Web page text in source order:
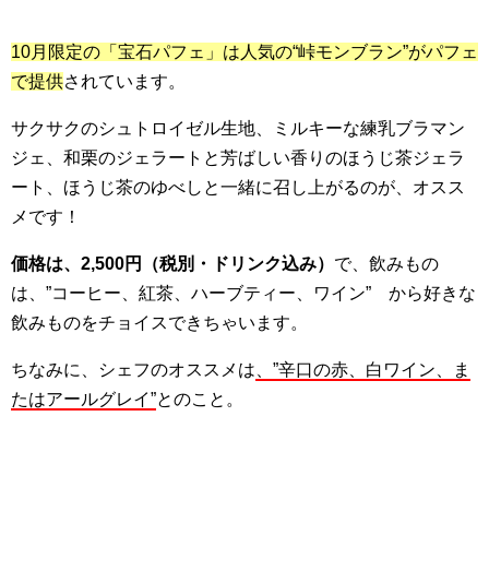
10月限定の「宝石パフェ」は人気の“峠モンブラン”がパフェ
で提供されています。
サクサクのシュトロイゼル生地、ミルキーな練乳ブラマン
ジェ、和栗のジェラートと芳ばしい香りのほうじ茶ジェラ
ート、ほうじ茶のゆべしと一緒に召し上がるのが、オスス
メです！
価格は、2,500円（税別・ドリンク込み） で、飲みもの
は、”コーヒー、紅茶、ハーブティー、ワイン” から好きな
飲みものをチョイスできちゃいます。
ちなみに、シェフのオススメは 、”辛口の赤、白ワイン、ま
たはアールグレイ”とのこと。